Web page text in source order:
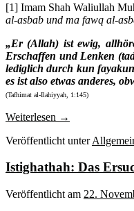
[1] Imam Shah Waliullah
al-asbab und ma fawq al-
„Er (Allah) ist ewig,
Erschaffen und Lenken
lediglich durch kun fayakun
es ist also etwas anderes,
(Tafhimat al-Ilahiyyah, 1:145)
Weiterlesen →
Veröffentlicht unter
Istighathah: Das
Veröffentlicht am 22.